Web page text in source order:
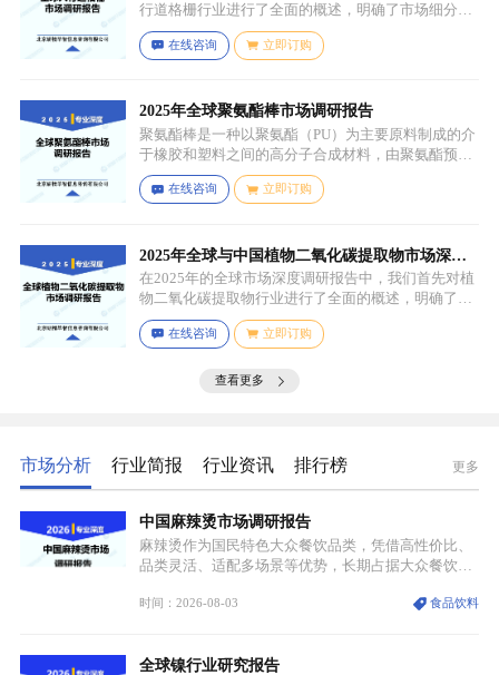
行道格栅行业进行了全面的概述，明确了市场细分与
应用场景。通过对细分产品的定义与特点进行深入分
析，我们揭示了关键应用场景及其客群洞察。
在线咨询 立即订购
2025年全球聚氨酯棒市场调研报告
聚氨酯棒是一种以聚氨酯（PU）为主要原料制成的介
于橡胶和塑料之间的高分子合成材料，由聚氨酯预聚
体、扩链剂、低分子量多元醇、助剂等组成，其中，
预聚体是基础原料，决定了聚氨酯棒的基本性能，扩
如增塑剂、填充剂、着色剂、抗氧剂、光稳定剂、阻
燃剂等，可改善材料的加工性能、物理性能和化学性
能等。
在线咨询 立即订购
2025年全球与中国植物二氧化碳提取物市场深度
调研报告：行业趋势与投资前景分析
在2025年的全球市场深度调研报告中，我们首先对植
物二氧化碳提取物行业进行了全面的概述，明确了市
场细分与应用场景。通过对细分产品的定义与特点进
行深入分析，我们揭示了关键应用场景及其客群洞
在线咨询 立即订购
查看更多
市场分析 行业简报 行业资讯 排行榜 更多
中国麻辣烫市场调研报告
麻辣烫作为国民特色大众餐饮品类，凭借高性价比、
品类灵活、适配多场景等优势，长期占据大众餐饮重
型，叠加消费需求升级、线上流量变革、新零售业态
特点，在消费、创业、政策、技术多重驱动下，依旧
时间：2026-08-03 食品饮料
全球镍行业研究报告